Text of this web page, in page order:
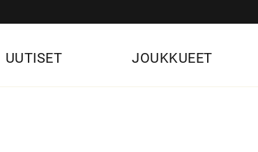
UUTISET JOUKKUEET